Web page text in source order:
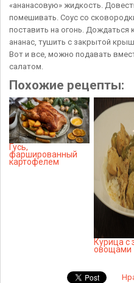
«ананасовую» жидкость.
помешивать. Соус со
поставить на огонь. Дождаться
ананас, тушить с закрытой
Вот и все, можно подавать
салатом.
Похожие рецепты:
Гусь,
фаршированный
картофелем
Курица с
овощами